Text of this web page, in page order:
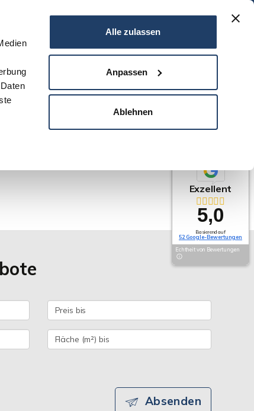
Alle zulassen
Anpassen
Ablehnen
Absenden
Exzellent
5,0
Basierend auf
52 Google-Bewertungen
Echtheit von Bewertungen